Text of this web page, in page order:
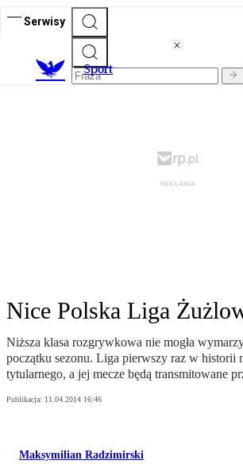
Serwisy
Sport
Nice Polska Liga
Niższa klasa rozgrywkowa nie mogła
początku sezonu. Liga pierwszy raz w historii
tytularnego, a jej mecze będą transmitowane
Publikacja: 11.04.2014 16:46
Maksymilian Radzimirski